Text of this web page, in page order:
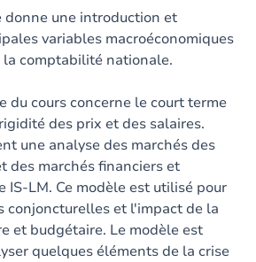
donne une introduction et
variables macroéconomiques
comptabilité nationale.
du cours concerne le court terme
des prix et des salaires.
une analyse des marchés des
des marchés financiers et
IS-LM. Ce modèle est utilisé pour
conjoncturelles et l'impact de la
et budgétaire. Le modèle est
quelques éléments de la crise